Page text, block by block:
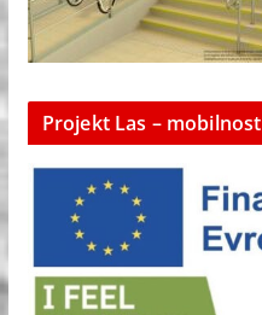
Projekt Las – mobilnost